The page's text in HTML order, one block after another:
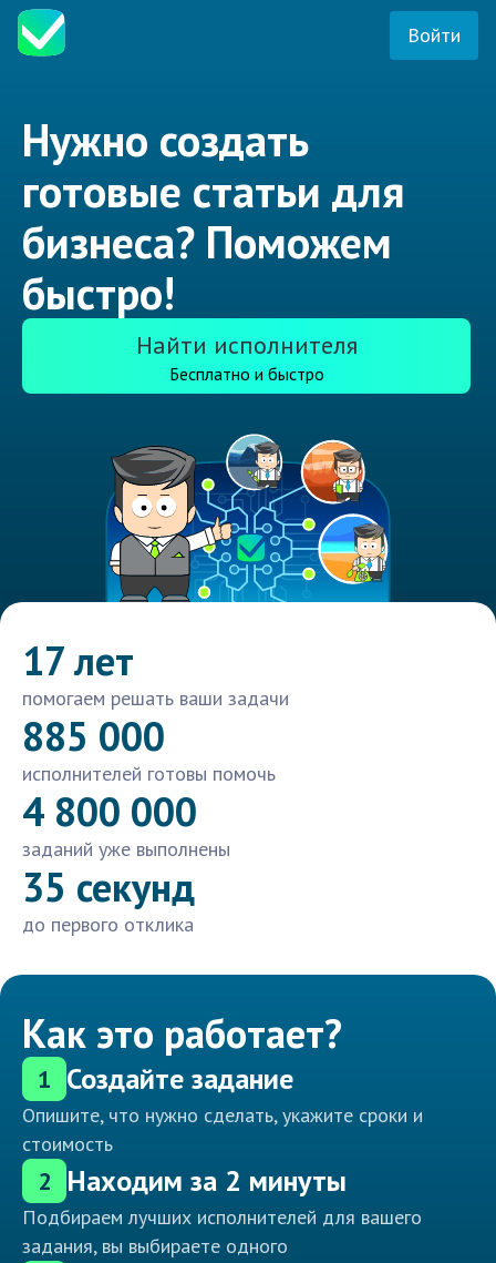
Войти
Нужно создать
готовые статьи для
бизнеса? Поможем
быстро!
Найти исполнителя
Бесплатно и быстро
17 лет
помогаем решать ваши задачи
885 000
исполнителей готовы помочь
4 800 000
заданий уже выполнены
35 секунд
до первого отклика
Как это работает?
1 Создайте задание
Опишите, что нужно сделать, укажите сроки и
стоимость
2 Находим за 2 минуты
Подбираем лучших исполнителей для вашего
задания, вы выбираете одного